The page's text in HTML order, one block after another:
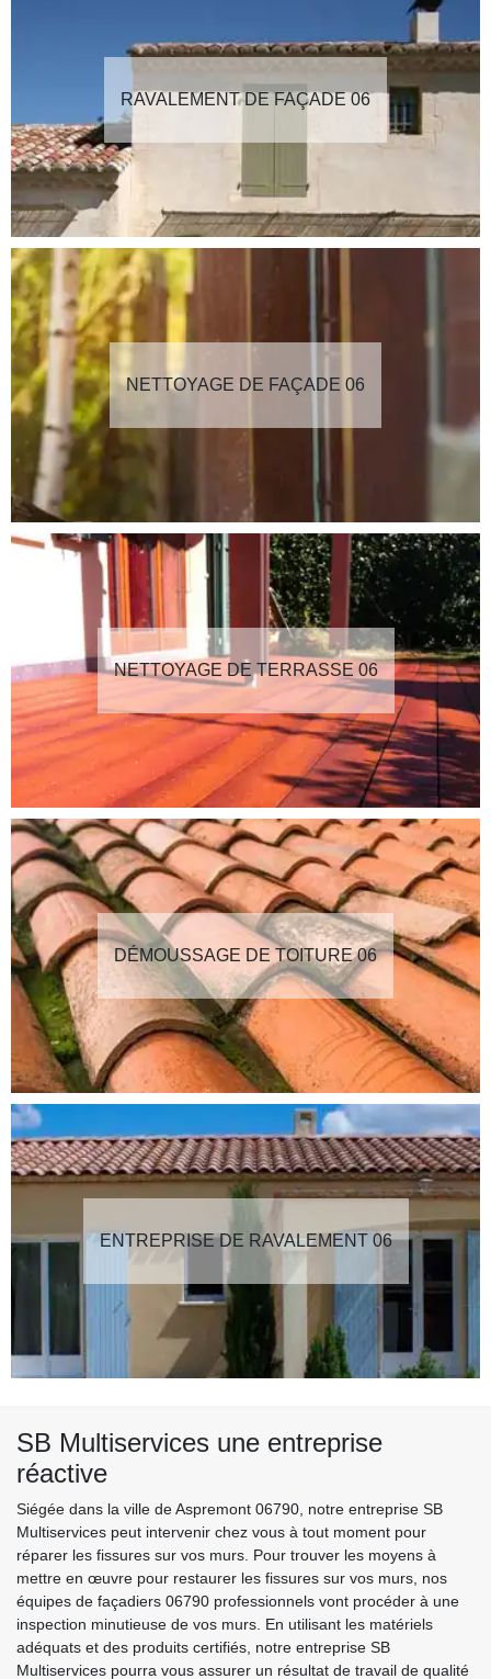
RAVALEMENT DE FAÇADE 06
NETTOYAGE DE FAÇADE 06
NETTOYAGE DE TERRASSE 06
DÉMOUSSAGE DE TOITURE 06
ENTREPRISE DE RAVALEMENT 06
SB Multiservices une entreprise
réactive
Siégée dans la ville de Aspremont 06790, notre entreprise SB
Multiservices peut intervenir chez vous à tout moment pour
réparer les fissures sur vos murs. Pour trouver les moyens à
mettre en œuvre pour restaurer les fissures sur vos murs, nos
équipes de façadiers 06790 professionnels vont procéder à une
inspection minutieuse de vos murs. En utilisant les matériels
adéquats et des produits certifiés, notre entreprise SB
Multiservices pourra vous assurer un résultat de travail de qualité